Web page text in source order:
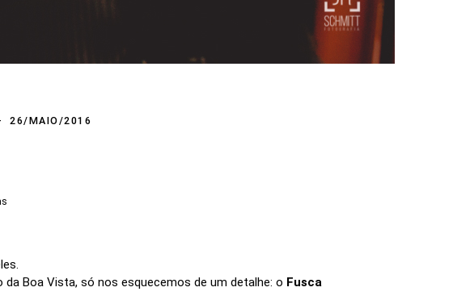
26/MAIO/2016
da Boa Vista, só nos esquecemos de um detalhe: o Fusca